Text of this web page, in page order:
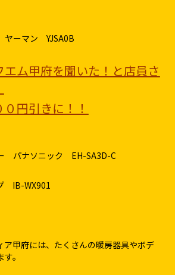
ヤーマン YJSA0B
エム甲府を聞いた！と店員さ
円引きに！！
パナソニック EH-SA3D-C
IB-WX901
ア甲府には、たくさんの暖房器具やボデ
。